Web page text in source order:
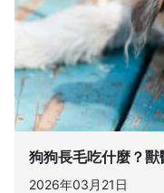
狗狗長毛吃什麼？
2026年03月21日